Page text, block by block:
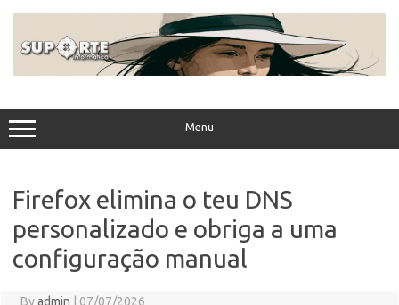
Menu
Firefox elimina o teu DNS
personalizado e obriga a uma
configuração manual
Byadmin 07/07/2026